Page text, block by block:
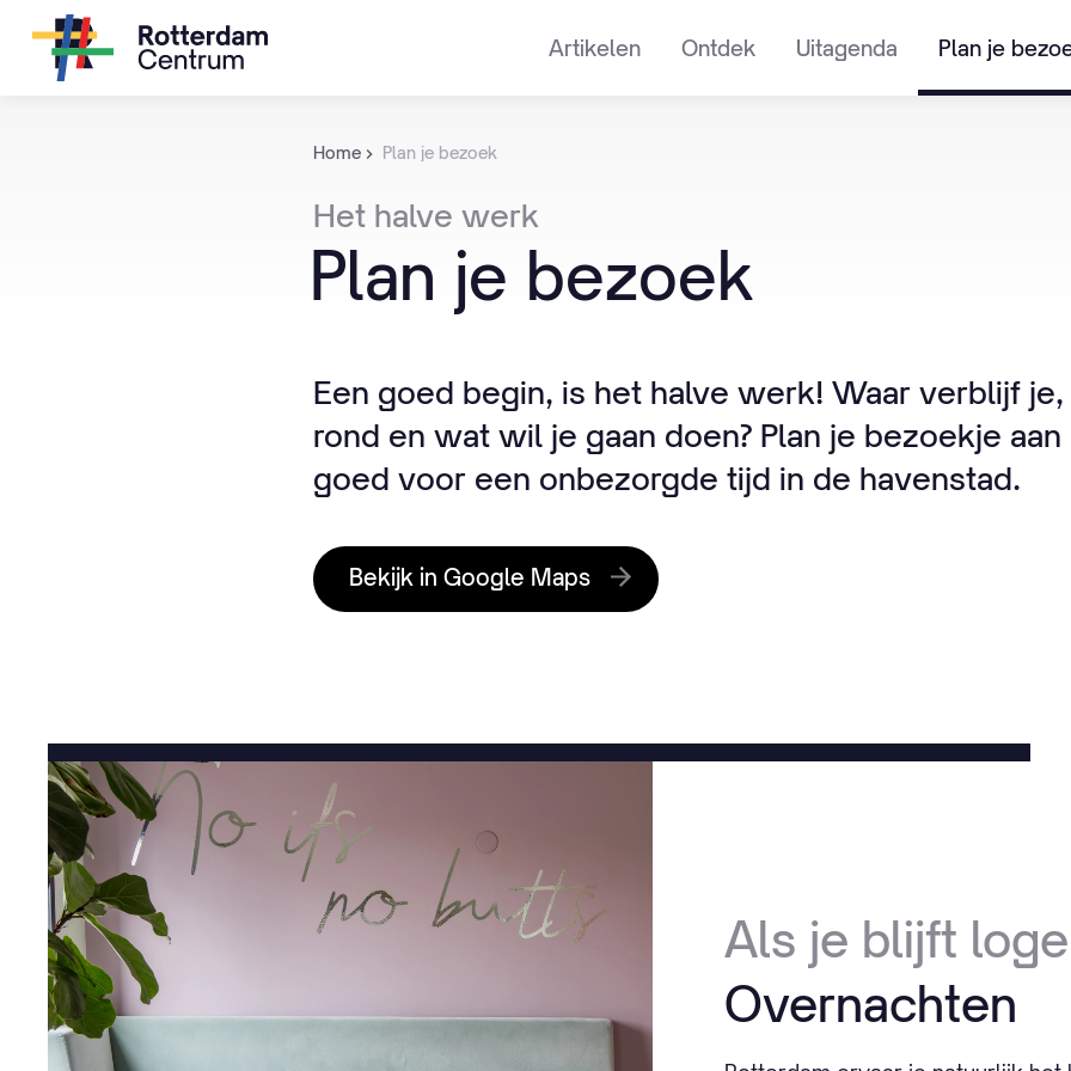
Artikelen Ontdek Uitagenda Plan je
Home Plan je bezoek
Het halve werk
Plan je bezoek
Een goed begin, is het halve werk! Waar verblijf
rond en wat wil je gaan doen? Plan je bezoekje
goed voor een onbezorgde tijd in de havenstad.
Bekijk in Google Maps
Als je blijft
Overnachten